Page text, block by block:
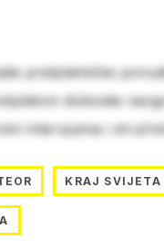
pretplatničke
dobivate
intervjuima i
KRAJ SVIJETA